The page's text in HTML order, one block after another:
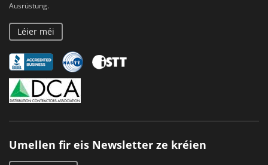
Ausrüstung.
Léier méi
Umellen fir eis Newsletter ze kréien